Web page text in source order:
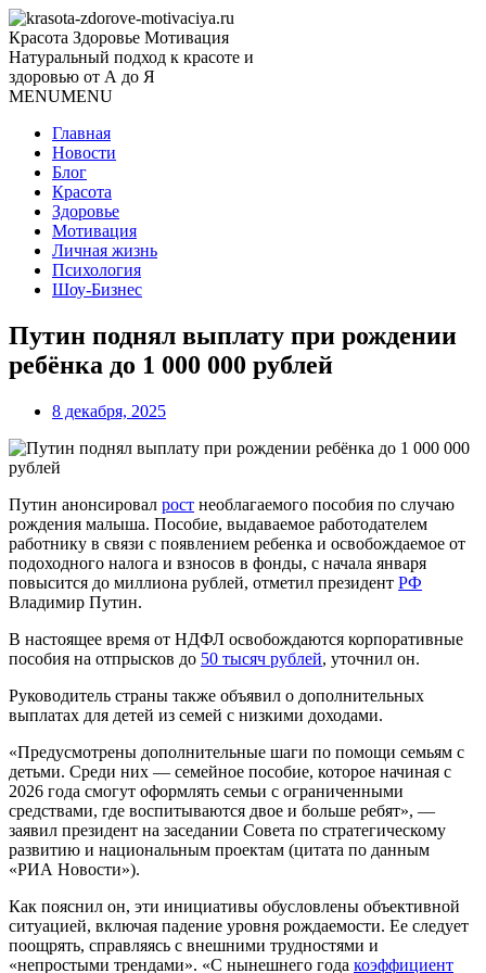
Красота Здоровье Мотивация
Натуральный подход к красоте и
здоровью от А до Я
MENUMENU
Главная
Новости
Блог
Красота
Здоровье
Мотивация
Личная жизнь
Психология
Шоу-Бизнес
Путин поднял выплату при рождении
ребёнка до 1 000 000 рублей
8 декабря, 2025
Путин анонсировал рост необлагаемого пособия по случаю
рождения малыша. Пособие, выдаваемое работодателем
работнику в связи с появлением ребенка и освобождаемое от
подоходного налога и взносов в фонды, с начала января
повысится до миллиона рублей, отметил президент РФ
Владимир Путин.
В настоящее время от НДФЛ освобождаются корпоративные
пособия на отпрысков до 50 тысяч рублей, уточнил он.
Руководитель страны также объявил о дополнительных
выплатах для детей из семей с низкими доходами.
«Предусмотрены дополнительные шаги по помощи семьям с
детьми. Среди них — семейное пособие, которое начиная с
2026 года смогут оформлять семьи с ограниченными
средствами, где воспитываются двое и больше ребят», —
заявил президент на заседании Совета по стратегическому
развитию и национальным проектам (цитата по данным
«РИА Новости»).
Как пояснил он, эти инициативы обусловлены объективной
ситуацией, включая падение уровня рождаемости. Ее следует
поощрять, справляясь с внешними трудностями и
«непростыми трендами». «С нынешнего года коэффициент